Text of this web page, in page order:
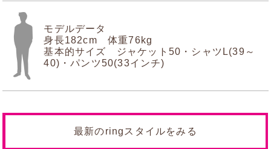
モデルデータ
身長182cm 体重76kg
基本的サイズ ジャケット50・シャツL(39～
40)・パンツ50(33インチ)
最新のringスタイルをみる